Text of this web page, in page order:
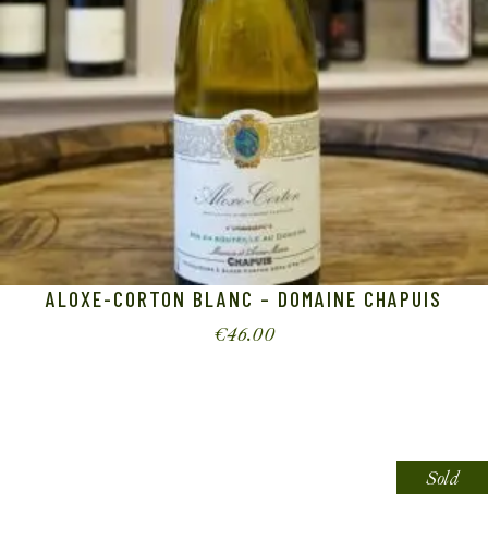
ALOXE-CORTON BLANC – DOMAINE CHAPUIS
€46.00
Sold